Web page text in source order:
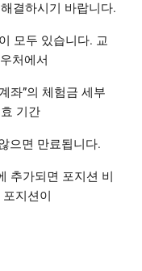
결하시기 바랍니다.
모두 있습니다. 교
처에서
좌”의 체험금 세부
기간
으면 만료됩니다.
추가되면 포지션 비
지션이